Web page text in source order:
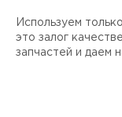
Используем
это залог
запчастей и даем